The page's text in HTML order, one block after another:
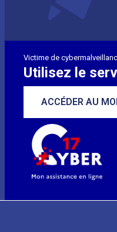
Victime de
Utilisez le
ACCÉDER AU